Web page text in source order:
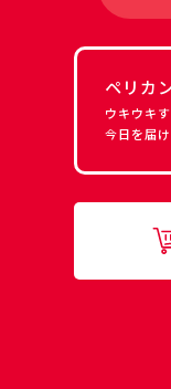
ペリカ
ウキウキ
今日を届